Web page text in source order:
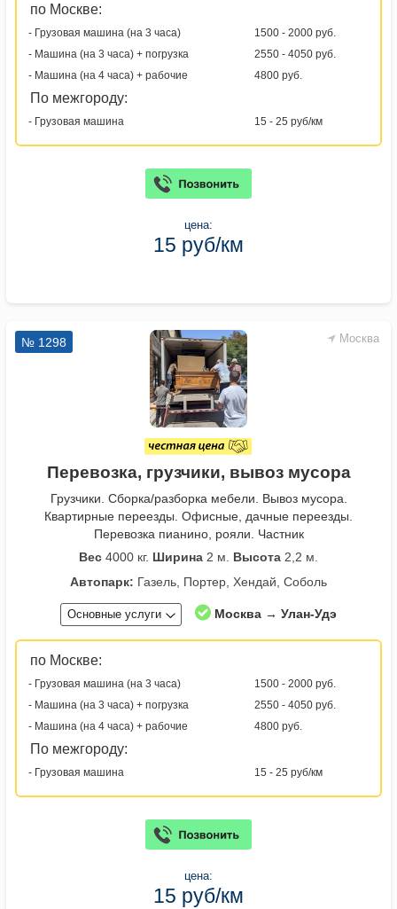
по Москве:
- Грузовая машина (на 3 часа)
1500 - 2000 руб.
- Машина (на 3 часа) + погрузка
2550 - 4050 руб.
- Машина (на 4 часа) + рабочие
4800 руб.
По межгороду:
- Грузовая машина 15 - 25 руб/км
цена:
15 руб/км
Москва
№ 1298
Перевозка, грузчики, вывоз мусора
Грузчики. Сборка/разборка мебели. Вывоз мусора.
Квартирные переезды. Офисные, дачные переезды.
Перевозка пианино, рояли. Частник
Вес 4000 кг. Ширина 2 м. Высота 2,2 м.
Автопарк: Газель, Портер, Хендай, Соболь
Основные услуги Москва → Улан-Удэ
по Москве:
- Грузовая машина (на 3 часа)
1500 - 2000 руб.
- Машина (на 3 часа) + погрузка
2550 - 4050 руб.
- Машина (на 4 часа) + рабочие
4800 руб.
По межгороду:
- Грузовая машина 15 - 25 руб/км
цена:
15 руб/км